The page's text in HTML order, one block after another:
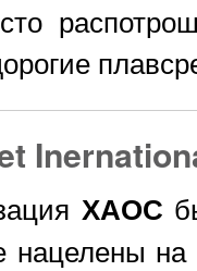
ХАОС
нацелены